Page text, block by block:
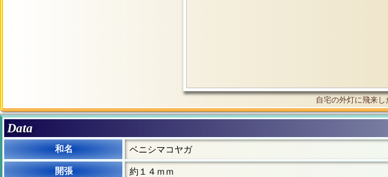
自宅の外灯に飛来し
Data
和名 ベニシマコヤガ
開張 約１４ｍｍ